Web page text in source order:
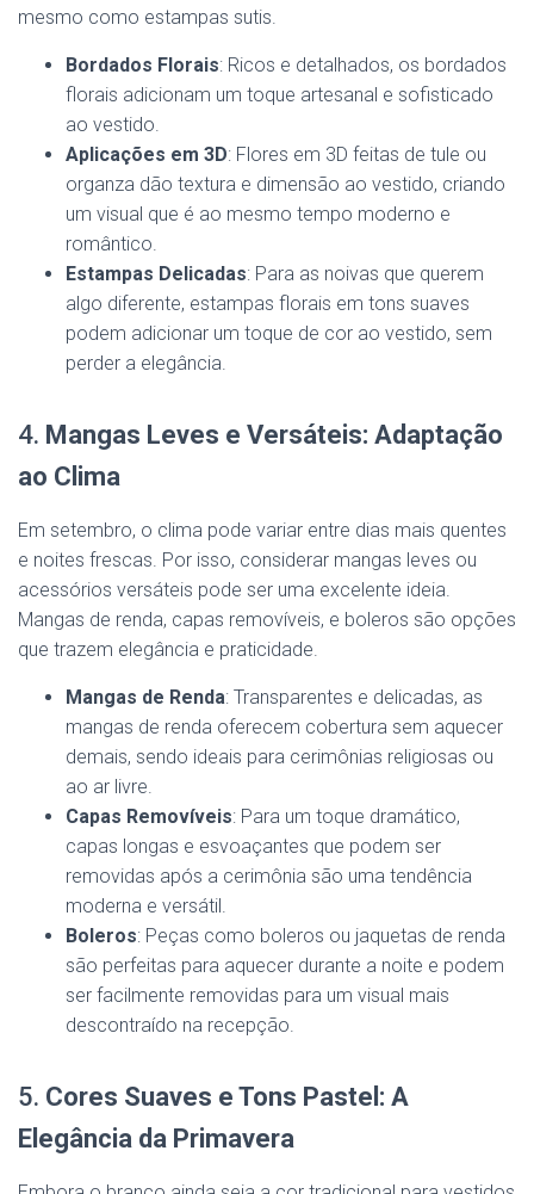
mesmo como estampas sutis.
Bordados Florais: Ricos e detalhados, os bordados
florais adicionam um toque artesanal e sofisticado
ao vestido.
Aplicações em 3D: Flores em 3D feitas de tule ou
organza dão textura e dimensão ao vestido, criando
um visual que é ao mesmo tempo moderno e
romântico.
Estampas Delicadas: Para as noivas que querem
algo diferente, estampas florais em tons suaves
podem adicionar um toque de cor ao vestido, sem
perder a elegância.
4. Mangas Leves e Versáteis: Adaptação
ao Clima
Em setembro, o clima pode variar entre dias mais quentes
e noites frescas. Por isso, considerar mangas leves ou
acessórios versáteis pode ser uma excelente ideia.
Mangas de renda, capas removíveis, e boleros são opções
que trazem elegância e praticidade.
Mangas de Renda: Transparentes e delicadas, as
mangas de renda oferecem cobertura sem aquecer
demais, sendo ideais para cerimônias religiosas ou
ao ar livre.
Capas Removíveis: Para um toque dramático,
capas longas e esvoaçantes que podem ser
removidas após a cerimônia são uma tendência
moderna e versátil.
Boleros: Peças como boleros ou jaquetas de renda
são perfeitas para aquecer durante a noite e podem
ser facilmente removidas para um visual mais
descontraído na recepção.
5. Cores Suaves e Tons Pastel: A
Elegância da Primavera